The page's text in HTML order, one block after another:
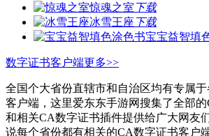
惊魂之室 下载
冰雪王座 下载
宝宝益智填
数字证书客户端更多>>
全国个大省份直辖市和自治区均有专属
客户端，这里爱东东手游网搜集了全部
和相关CA数字证书插件提供给广大网友
说每个省份都有相关的CA数字证书客户